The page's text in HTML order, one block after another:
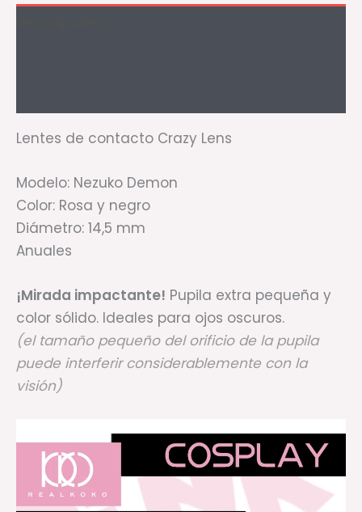
Lentes de contacto Crazy Lens
Modelo: Nezuko Demon
Color: Rosa y negro
Diámetro: 14,5 mm
Anuales
¡Mirada impactante! Pupila extra pequeña y
color sólido. Ideales para ojos oscuros.
(el tamaño pequeño del orificio de la pupila
puede interferir considerablemente con la
visión)